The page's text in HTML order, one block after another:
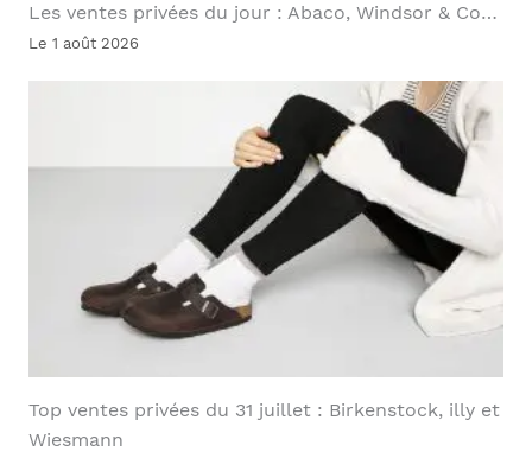
Les ventes privées du jour : Abaco, Windsor & Co…
Le 1 août 2026
Top ventes privées du 31 juillet : Birkenstock, illy et
Wiesmann